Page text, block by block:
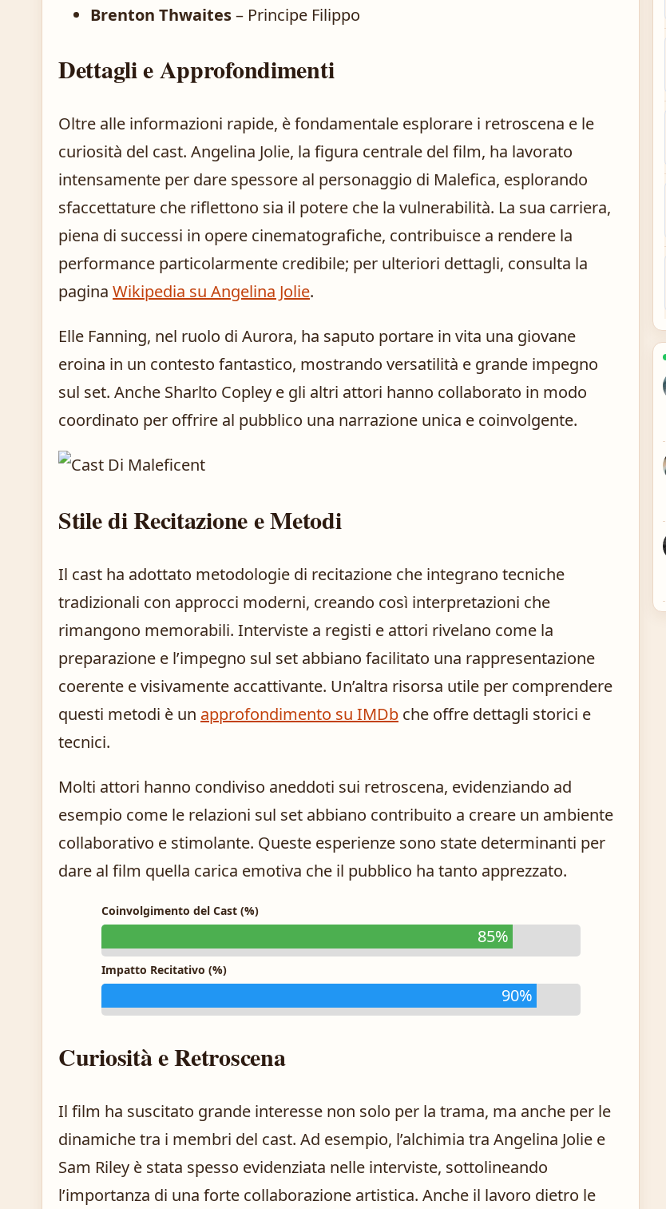
Brenton Thwaites– Principe Filippo
Dettagli e Approfondimenti
Oltre alle informazioni rapide, è fondamentale esplorare i retroscena e le
curiosità del cast. Angelina Jolie, la figura centrale del film, ha lavorato
intensamente per dare spessore al personaggio di Malefica, esplorando
sfaccettature che riflettono sia il potere che la vulnerabilità. La sua carriera,
piena di successi in opere cinematografiche, contribuisce a rendere la
performance particolarmente credibile; per ulteriori dettagli, consulta la
pagina Wikipedia su Angelina Jolie.
Elle Fanning, nel ruolo di Aurora, ha saputo portare in vita una giovane
eroina in un contesto fantastico, mostrando versatilità e grande impegno
sul set. Anche Sharlto Copley e gli altri attori hanno collaborato in modo
coordinato per offrire al pubblico una narrazione unica e coinvolgente.
Stile di Recitazione e Metodi
Il cast ha adottato metodologie di recitazione che integrano tecniche
tradizionali con approcci moderni, creando così interpretazioni che
rimangono memorabili. Interviste a registi e attori rivelano come la
preparazione e l’impegno sul set abbiano facilitato una rappresentazione
coerente e visivamente accattivante. Un’altra risorsa utile per comprendere
questi metodi è un approfondimento su IMDb che offre dettagli storici e
tecnici.
Molti attori hanno condiviso aneddoti sui retroscena, evidenziando ad
esempio come le relazioni sul set abbiano contribuito a creare un ambiente
collaborativo e stimolante. Queste esperienze sono state determinanti per
dare al film quella carica emotiva che il pubblico ha tanto apprezzato.
Coinvolgimento del Cast (%)
85%
Impatto Recitativo (%)
90%
Curiosità e Retroscena
Il film ha suscitato grande interesse non solo per la trama, ma anche per le
dinamiche tra i membri del cast. Ad esempio, l’alchimia tra Angelina Jolie e
Sam Riley è stata spesso evidenziata nelle interviste, sottolineando
l’importanza di una forte collaborazione artistica. Anche il lavoro dietro le